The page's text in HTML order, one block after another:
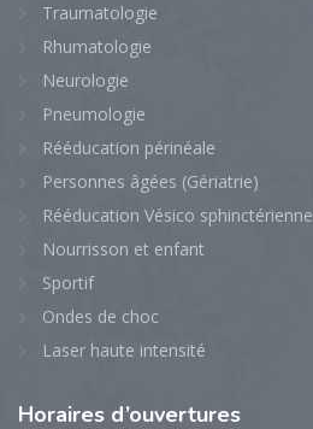
Traumatologie
Rhumatologie
Neurologie
Pneumologie
Rééducation périnéale
Personnes âgées (Gériatrie)
Rééducation Vésico sphinctérienne
Nourrisson et enfant
Sportif
Ondes de choc
Laser haute intensité
Horaires d’ouvertures